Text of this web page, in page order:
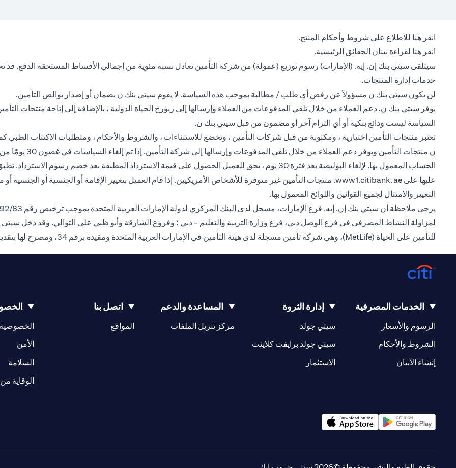
انقر هنا opens in a new tab
للاطلاع على شروط وأحكام المنتج.
انقر هنا opens in a new tab
لقراءة بينان الحقائق الرئيسية.
سيتلقى سيتي بنك إن. إيه. (الإمارات) رسوم توزيع (عمولة) من شركة التأمين تعادل نسبة مئوية من إجمالي الأقساط المستحقة الدفع.
خدمات إدارة المنتجات.
لن يكون سيتي بنك ن مسؤولاً عن رفض أي طلب / مطالبة بموجب هذه السياسة. لا يقوم سيتي بنك ن بضمان أو إصدار بوالص التأمين.
يوفر سيتي بنك ن. دعم العملاء من خلال تلقي المدفوعات من العملاء وإرسالها إلى زيورخ الحياة الدولية ، بالإضافة إلى إتاحة منتجات
السياسة ليست ودائع بنكية أو أي التزام آخر أو مضمون من قبل سيتي بنك ن.
تعتبر منتجات التأمين اختيارية ، ومكتوبة من قبل شركات التأمين ، وتخضع للاستثناءات ، والشروط والأحكام ، ومتطلبات الاكتتاب
ن منتجات التأمين
الحساب المعمول بها. لإلغاء البوليصة بعد فترة 30 يوم ، يحق للعميل الحصول على قيمة الاسترداد المطبقة بعد
عليها على www1.citibank.ae
opens in a new tab
. منتجات التأمين غير متوفرة للأشخاص الأمريكيين. إذا قام العميل بتغيير الإقامة أو الجنسية أو الجنسية
التغيير والامتثال لجميع القوانين واللوائح المعمول بها.
لمزاولة النشاط المصرفي في فرع الوصل دبي، فرع وزارة التربية والتعليم - دبي ؛ وفروع الشارقة وأبو ظبي على التوالي. وقد دخل
للتأمين على الحياة (MetLife)، وهي شركة تأمين مسجلة لدى هيئة التأمين في الإمارات العربية المتحدة ومقيدة برقم 34، ومصرح لها بتقديم منتج التأمين هذا.
الخدمات المصرفية
الرسوم والأسعار
opens in a new tab
الشروط والأحكام opens in a new tab
إنشاء الآيبان opens in a new tab
إدارة الثروة
سيتي جولد opens in a new tab
سيتي جولد برايفت كلاينت
الاستثمار
المساعدة والدعم
مركز تنزيل الملفات
اتصل بنا
المواقعopens in a new tab الخصوصية
الأمن
السلامة
الوقاية